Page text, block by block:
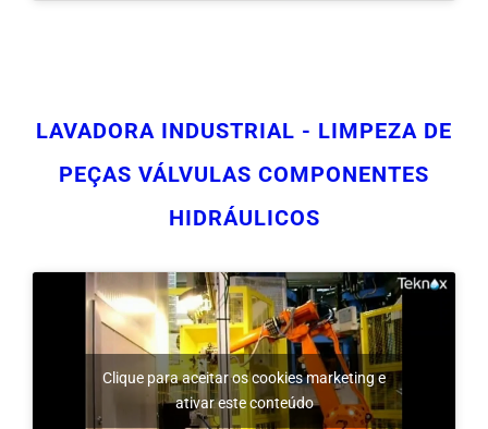
Clique para aceitar os cookies marketing e
ativar este conteúdo